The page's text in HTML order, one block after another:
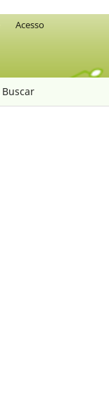
Buscar
Acesso